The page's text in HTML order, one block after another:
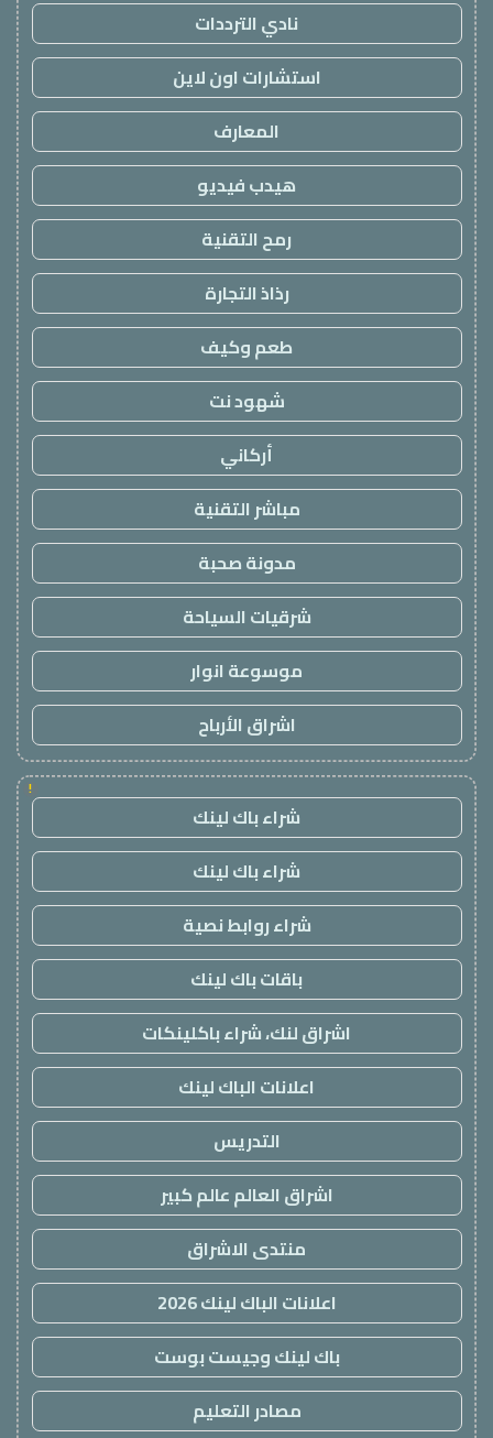
نادي الترددات
استشارات اون لاين
المعارف
هيدب فيديو
رمح التقنية
رذاذ التجارة
طعم وكيف
شهود نت
أركاني
مباشر التقنية
مدونة صحبة
شرقيات السياحة
موسوعة انوار
اشراق الأرباح
!
شراء باك لينك
شراء باك لينك
شراء روابط نصية
باقات باك لينك
اشراق لنك، شراء باكلينكات
اعلانات الباك لينك
التدريس
اشراق العالم عالم كبير
منتدى الاشراق
اعلانات الباك لينك 2026
باك لينك وجيست بوست
مصادر التعليم